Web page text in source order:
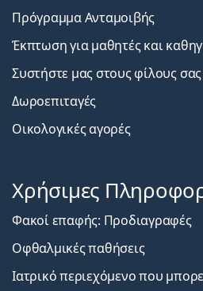
Πρόγραμμα Ανταμοιβής
Έκπτωση για μαθητές και
Συστήστε μας στους φίλους
Δωροεπιταγές
Οικολογικές αγορές
Χρήσιμες
Φακοί επαφής: Προδιαγραφές
Οφθαλμικές παθήσεις
Ιατρικό περιεχόμενο που